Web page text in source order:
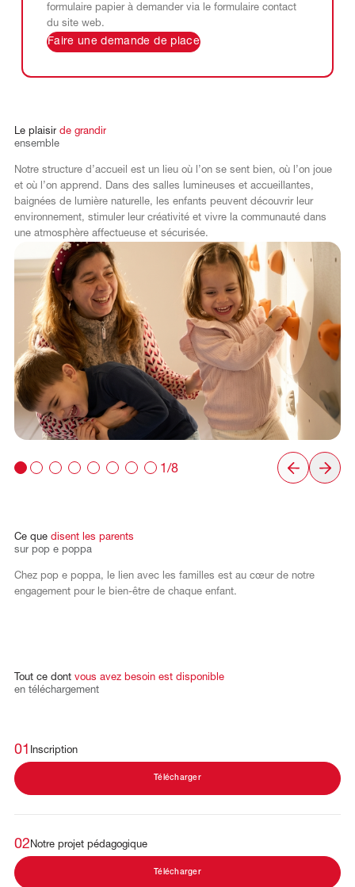
formulaire papier à demander via le formulaire contact
du site web.
Faire une demande de place
Le plaisir de grandir
ensemble
Notre structure d’accueil est un lieu où l’on se sent bien, où l’on joue
et où l’on apprend. Dans des salles lumineuses et accueillantes,
baignées de lumière naturelle, les enfants peuvent découvrir leur
environnement, stimuler leur créativité et vivre la communauté dans
une atmosphère affectueuse et sécurisée.
1/8
Ce que disent les parents
sur pop e poppa
Chez pop e poppa, le lien avec les familles est au cœur de notre
engagement pour le bien-être de chaque enfant.
Tout ce dont vous avez besoin est disponible
en téléchargement
01 Inscription
Télécharger
02 Notre projet pédagogique
Télécharger